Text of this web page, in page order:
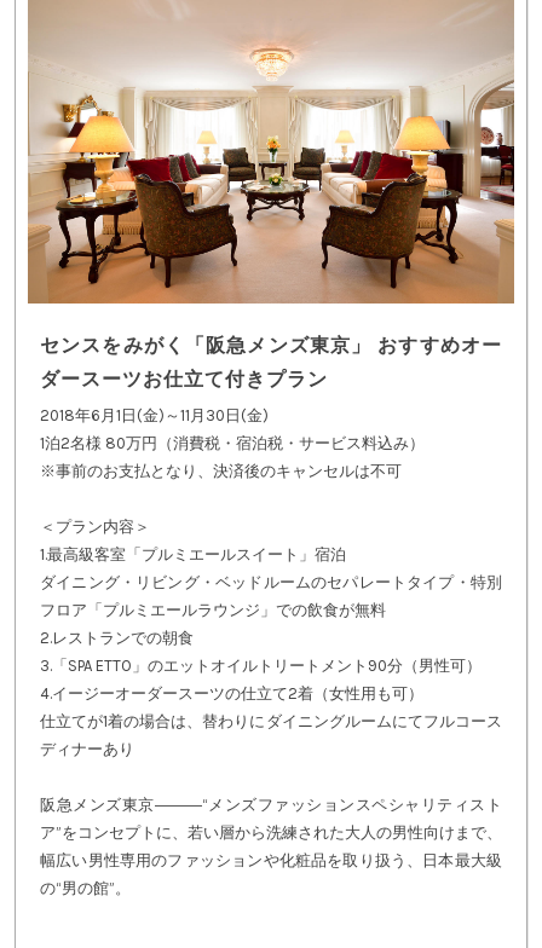
センスをみがく「阪急メンズ東京」 おすすめオー
ダースーツお仕立て付きプラン
2018年6月1日(金)～11月30日(金)
1泊2名様 80万円（消費税・宿泊税・サービス料込み）
※事前のお支払となり、決済後のキャンセルは不可
＜プラン内容＞
1.最高級客室「プルミエールスイート」宿泊
ダイニング・リビング・ベッドルームのセパレートタイプ・特別
フロア「プルミエールラウンジ」での飲食が無料
2.レストランでの朝食
3.「SPA ETTO」のエットオイルトリートメント90分（男性可）
4.イージーオーダースーツの仕立て2着（女性用も可）
仕立てが1着の場合は、替わりにダイニングルームにてフルコース
ディナーあり
阪急メンズ東京―――“メンズファッションスペシャリティスト
ア”をコンセプトに、若い層から洗練された大人の男性向けまで、
幅広い男性専用のファッションや化粧品を取り扱う、日本最大級
の“男の館”。